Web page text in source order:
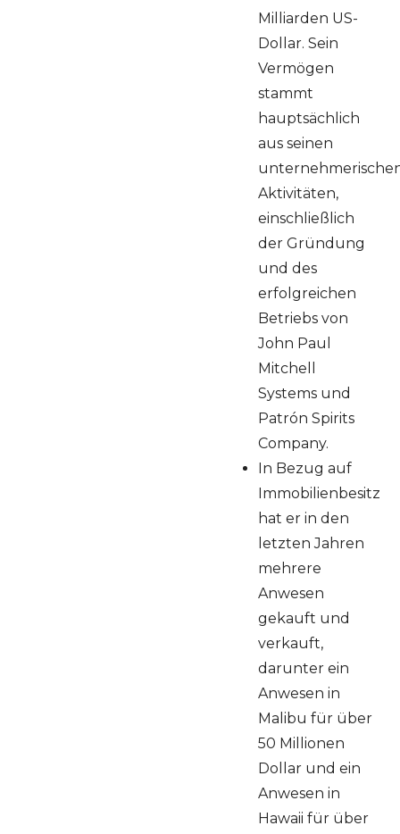
Milliarden US-
Dollar. Sein
Vermögen
stammt
hauptsächlich
aus seinen
Aktivitäten,
einschließlich
der Gründung
und des
erfolgreichen
Betriebs von
John Paul
Mitchell
Systems und
Patrón Spirits
Company.
In Bezug auf
Immobilienbesitz
hat er in den
letzten Jahren
mehrere
Anwesen
gekauft und
verkauft,
darunter ein
Anwesen in
Malibu für über
50 Millionen
Dollar und ein
Anwesen in
Hawaii für über